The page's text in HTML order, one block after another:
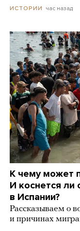
ИСТОРИИ час назад
К чему может
И коснется ли
в Испании?
Рассказываем о
и причинах